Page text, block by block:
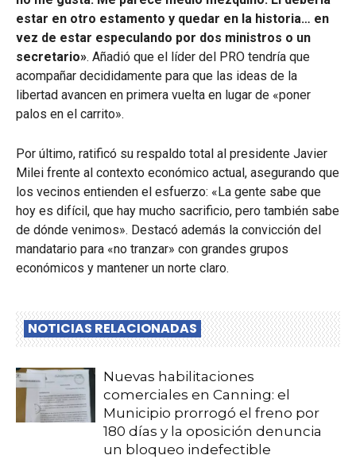
estar en otro estamento y quedar en la historia… en
vez de estar especulando por dos ministros o un
secretario». Añadió que el líder del PRO tendría que
acompañar decididamente para que las ideas de la
libertad avancen en primera vuelta en lugar de «poner
palos en el carrito».
Por último, ratificó su respaldo total al presidente Javier
Milei frente al contexto económico actual, asegurando que
los vecinos entienden el esfuerzo: «La gente sabe que
hoy es difícil, que hay mucho sacrificio, pero también sabe
de dónde venimos». Destacó además la convicción del
mandatario para «no tranzar» con grandes grupos
económicos y mantener un norte claro.
NOTICIAS RELACIONADAS
Nuevas habilitaciones
comerciales en Canning: el
Municipio prorrogó el freno por
180 días y la oposición denuncia
un bloqueo indefectible